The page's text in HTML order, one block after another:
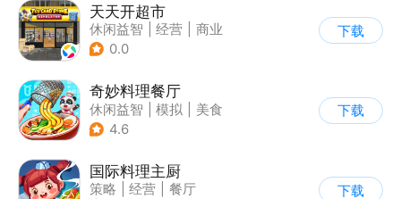
天天开超市
休闲益智 经营
商业
| 卡通
0.0
下载
奇妙料理餐厅
休闲益智 模拟
美食
| 宝宝巴士
4.6
下载
国际料理主厨
策略 经营
餐厅
下载